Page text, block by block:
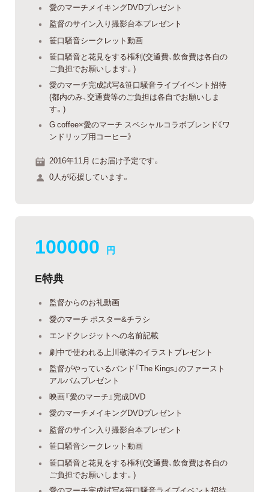
愛のマーチメイキングDVDプレゼント
監督のサイン入り撮影台本プレゼント
笹口騒音シークレット動画
笹口騒音と花見をする権利(交通費、飲食費は各自の
ご負担でお願いします。)
愛のマーチ完成試写&笹口騒音ライブイベント招待
(都内のみ、交通費等のご負担は各自でお願いしま
す。)
G coffee×愛のマーチ スペシャルコラボブレンド《ワ
ンドリップ用コーヒー》
2016年11月 にお届け予定です。
0人が応援しています。
100000 円
E特典
監督からのお礼動画
愛のマーチ ポスター&チラシ
エンドクレジットへの名前記載
劇中で使われる上川敬洋のイラストプレゼント
監督がやっているバンド「The Kings」のファースト
アルバムプレゼント
映画『愛のマーチ』完成DVD
愛のマーチメイキングDVDプレゼント
監督のサイン入り撮影台本プレゼント
笹口騒音シークレット動画
笹口騒音と花見をする権利(交通費、飲食費は各自の
ご負担でお願いします。)